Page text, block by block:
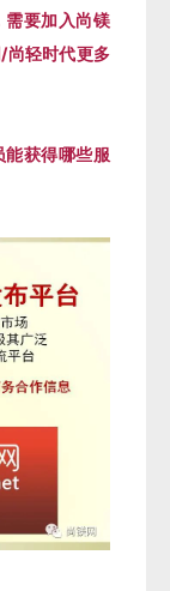
需要加入尚镁
尚轻时代更多
获得哪些服